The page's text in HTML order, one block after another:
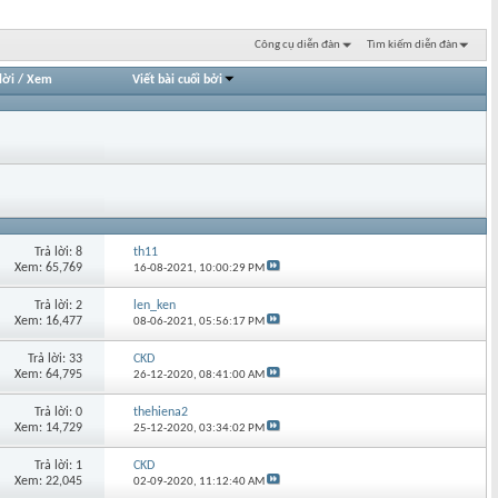
Công cụ diễn đàn Tìm kiếm diễn đàn
/ Xem Viết bài cuối bởi
Trả lời: 8
Xem: 65,769
th11
16-08-2021, 10:00:29 PM
Trả lời: 2
Xem: 16,477
len_ken
08-06-2021,05:56:17 PM
Trả lời: 33
Xem: 64,795
CKD
26-12-2020,08:41:00 AM
Trả lời: 0
Xem: 14,729
thehiena2
25-12-2020,03:34:02 PM
Trả lời: 1
Xem: 22,045
CKD
02-09-2020, 11:12:40 AM